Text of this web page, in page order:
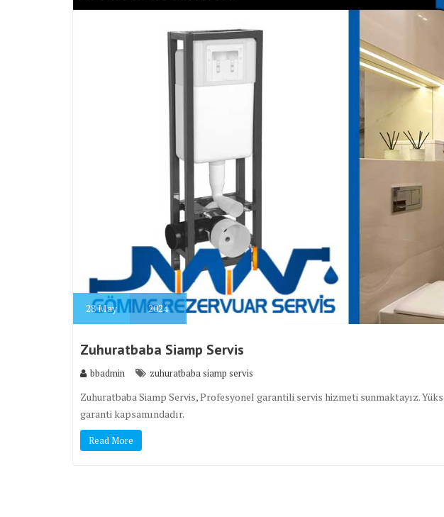
28May 2024
Zuhuratbaba Siamp Servis
bbadmin zuhuratbaba siamp servis
Zuhuratbaba Siamp Servis, Profesyonel garantili servis hizmeti sunmaktayız.
garanti kapsamındadır.
Read More